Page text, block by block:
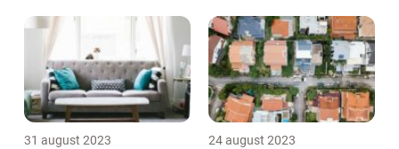
31 august 2023 24 august 2023